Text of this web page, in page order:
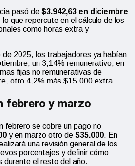
pasó de $3.942,63 en diciembre
lo que repercute en el cálculo de los
como horas extra y
de 2025, los trabajadores ya habían
un 3,14% remunerativo; en
fijas no remunerativas de
otro 4,2% más $15.000 extra.
febrero y marzo
febrero se cobre un pago no
y en marzo otro de $35.000. En
una revisión general de los
porcentajes y definir cómo
durante el resto del año.